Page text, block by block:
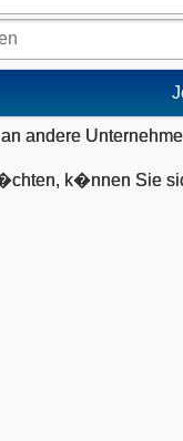
andere
k�nnen Sie